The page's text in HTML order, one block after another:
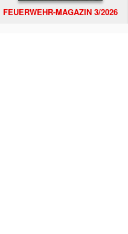
FEUERWEHR-MAGAZIN 3/2026